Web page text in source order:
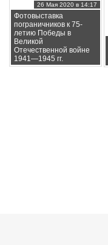
Фотовыставка
пограничников к 75-
летию Победы в
Великой
Отечественной войне
1941—1945 гг.
26 Мая 2020 в 14:17